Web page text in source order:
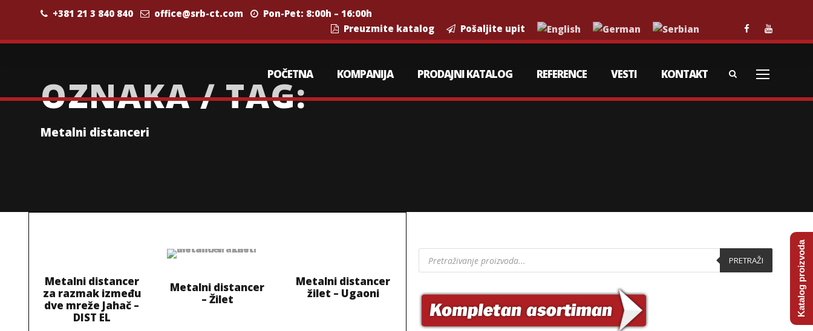
+381 21 3 840 840 office@srb-ct.com
Pon-Pet: 8:00h – 16:00h
Preuzmite katalog
Pošaljite upit
POČETNA KOMPANIJA PRODAJNI KATALOG REFERENCE VESTI KONTAKT
OZNAKA / TAG:
Metalni distanceri
Metalni distancer
za razmak između
dve mreže Jahač –
DIST EL
Metalni distancer
– Žilet
Metalni distancer
žilet – Ugaoni
P
o
c
s
PRETRAŽI Katalog proizvoda